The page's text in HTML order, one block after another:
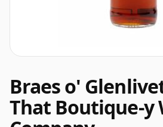
Braes o'
That Boutique-y